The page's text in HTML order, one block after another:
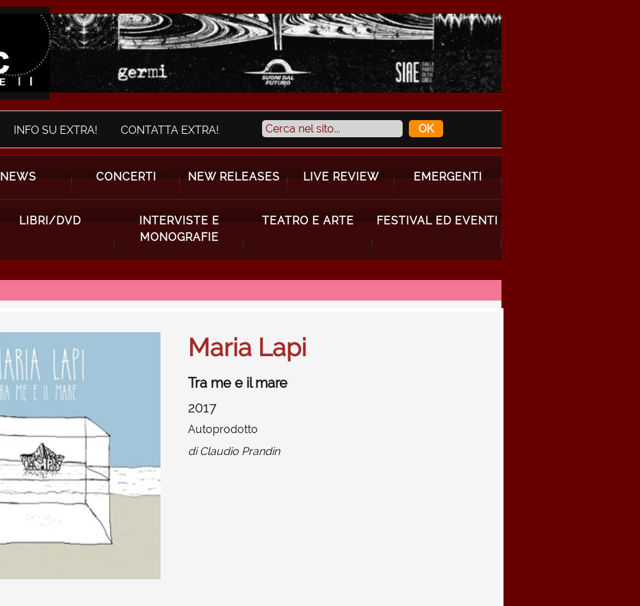
INFO SU EXTRA! CONTATTA EXTRA!
NEWS CONCERTI NEW RELEASES LIVE REVIEW EMERGENTI
LIBRI/DVD
INTERVISTE E
MONOGRAFIE
TEATRO E ARTE FESTIVAL ED EVENTI
Maria Lapi
Tra me e il mare
2017
Autoprodotto
di Claudio Prandin